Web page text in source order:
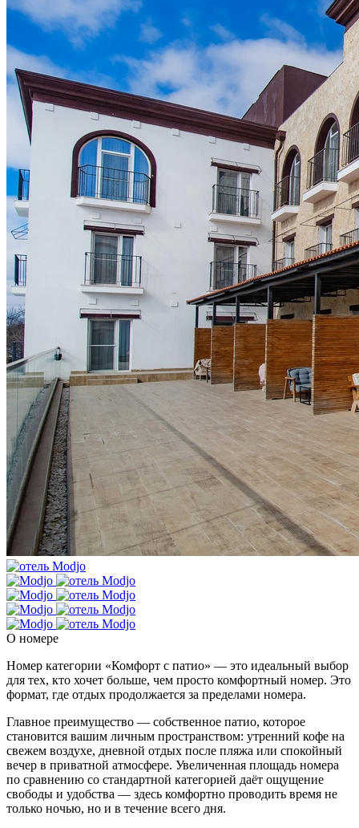
О номере
Номер категории «Комфорт с патио» — это идеальный выбор
для тех, кто хочет больше, чем просто комфортный номер. Это
формат, где отдых продолжается за пределами номера.
Главное преимущество — собственное патио, которое
становится вашим личным пространством: утренний кофе на
свежем воздухе, дневной отдых после пляжа или спокойный
вечер в приватной атмосфере. Увеличенная площадь номера
по сравнению со стандартной категорией даёт ощущение
свободы и удобства — здесь комфортно проводить время не
только ночью, но и в течение всего дня.